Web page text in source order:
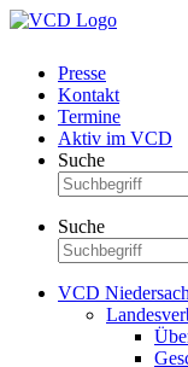
Presse
Kontakt
Termine
Aktiv im VCD
Suche
Suche
VCD